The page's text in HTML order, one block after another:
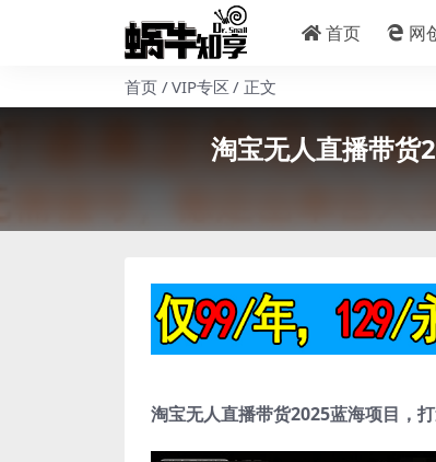
首页 网
首页 VIP专区 正文
淘宝无人直播带货
淘宝无人直播带货2025蓝海项目，